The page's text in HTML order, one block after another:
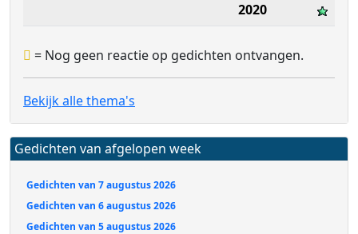
2020
= Nog geen reactie op gedichten ontvangen.
Bekijk alle thema's
Gedichten van afgelopen week
Gedichten van 7 augustus 2026
Gedichten van 6 augustus 2026
Gedichten van 5 augustus 2026